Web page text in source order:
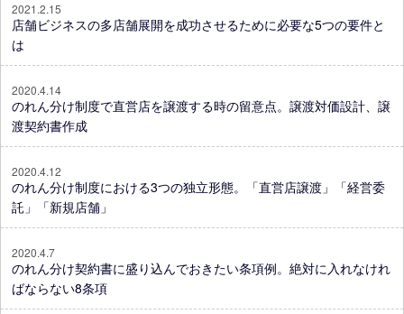
2021.2.15
店舗ビジネスの多店舗展開を成功させるために必要な5つの要件と
は
2020.4.14
のれん分け制度で直営店を譲渡する時の留意点。譲渡対価設計、譲
渡契約書作成
2020.4.12
のれん分け制度における3つの独立形態。「直営店譲渡」「経営委
託」「新規店舗」
2020.4.7
のれん分け契約書に盛り込んでおきたい条項例。絶対に入れなけれ
ばならない8条項